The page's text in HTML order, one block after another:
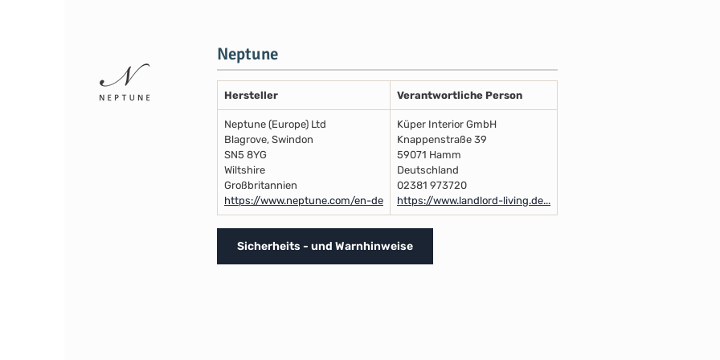
Neptune
Hersteller Verantwortliche Person
Neptune (Europe) Ltd
Blagrove, Swindon
SN5 8YG
Wiltshire
Großbritannien
https://www.neptune.com/en-de
Küper Interior GmbH
Knappenstraße 39
59071 Hamm
Deutschland
02381 973720
https://www.landlord-living.de...
Sicherheits - und Warnhinweise